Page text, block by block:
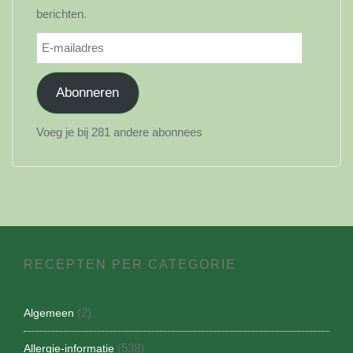
berichten.
E-
mailadres
Abonneren
Voeg je bij 281 andere abonnees
RECEPTEN PER CATEGORIE
Algemeen (2)
Allergie-informatie (538)